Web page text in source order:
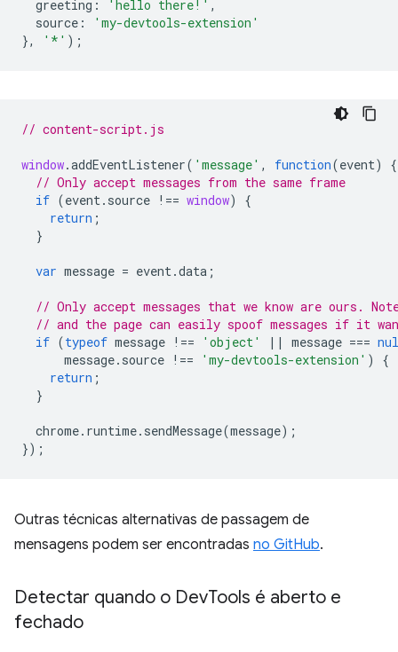
greeting : 'hello there!' ,
source :
'my-devtools-extension'
},
'*' );
// content-script.js
window.addEventListener( 'message' , function(event)
{
// Only accept messages from the same frame
if (event. source !== window)
{
return ;
}
var message = event.data ;
// Only accept messages that we know are ours.
// and the page can easily spoof messages if it
if (typeof message !== 'object' || message ===
message. source !== 'my-devtools-extension' )
{
return ;
}
chrome. runtime. sendMessage(message);
});
Outras técnicas alternativas de passagem de
mensagens podem ser encontradas no GitHub.
Detectar quando o DevTools é aberto e
fechado